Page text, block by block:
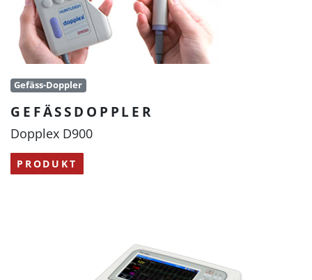
Gefäss-Doppler
GEFÄSSDOPPLER
Dopplex D900
PRODUKT